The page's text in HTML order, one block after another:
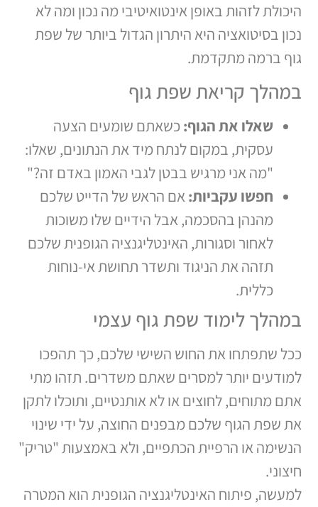
היכולת לזהות באופן אינטואיטיבי מה נכון ומה לא
נכון בסיטואציה היא היתרון הגדול ביותר של שפת
גוף ברמה מתקדמת.
במהלך קריאת שפת גוף
שאלו את הגוף: כשאתם שומעים הצעה
עסקית, במקום לנתח מיד את הנתונים, שאלו:
"מה אני מרגיש בבטן לגבי האמון באדם זה?"
חפשו עקביות:אם הראש של הדייט שלכם
מהנהן בהסכמה, אבל הידיים שלו משוכות
לאחור וסגורות, האינטליגנציה הגופנית שלכם
תזהה את הניגוד ותשדר תחושת אי-נוחות
כללית.
במהלך לימוד שפת גוף עצמי
ככל שתפתחו את החוש השישי שלכם, כך תהפכו
למודעים יותר למסרים שאתם משדרים. תזהו מתי
אתם מתוחים, לחוצים או לא אותנטיים, ותוכלו לתקן
את שפת הגוף שלכם מבפנים החוצה, על ידי שינוי
הנשימה או הרפיית הכתפיים, ולא באמצעות "טריק"
חיצוני.
למעשה, פיתוח האינטליגנציה הגופנית הוא המטרה